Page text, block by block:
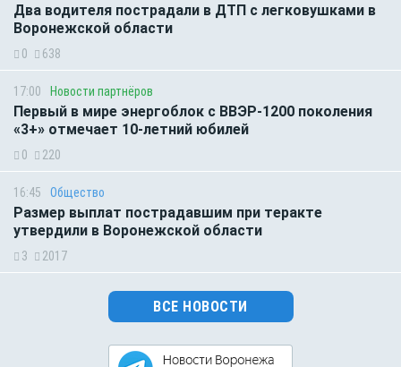
Два водителя пострадали в ДТП с легковушками в
Воронежской области
0 638
17:00 Новости партнёров
Первый в мире энергоблок с ВВЭР-1200 поколения
«3+» отмечает 10-летний юбилей
0 220
16:45 Общество
Размер выплат пострадавшим при теракте
утвердили в Воронежской области
3 2017
ВСЕ НОВОСТИ